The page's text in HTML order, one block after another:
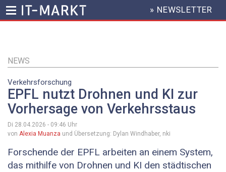
Inhalt
HEADER
MENU
» NEWSLETTER
NEWS
Verkehrsforschung
EPFL nutzt Drohnen und KI zur
Vorhersage von Verkehrsstaus
Di 28.04.2026 - 09:46 Uhr
von Alexia Muanza und Übersetzung: Dylan Windhaber, nki
Forschende der EPFL arbeiten an einem System,
das mithilfe von Drohnen und KI den städtischen